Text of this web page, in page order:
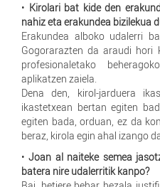
• Kirolari bat kide den
nahiz eta erakundea bizilekua
Erakundea alboko udalerri
Gogorarazten da araudi hori
profesionaletako
aplikatzen zaiela.
Dena den, kirol-jarduera
ikastetxean bertan egiten
egiten bada, orduan, ez da
beraz, kirola egin ahal izango
•Joan al naiteke semea
batera nire udalerritik kanpo?